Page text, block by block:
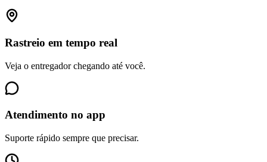
Rastreio em tempo real
Veja o entregador chegando até você.
Atendimento no app
Suporte rápido sempre que precisar.